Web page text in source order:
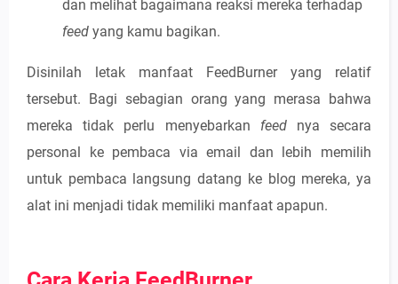
dan melihat bagaimana reaksi mereka terhadap
feed yang kamu bagikan.
Disinilah letak manfaat FeedBurner yang relatif
tersebut. Bagi sebagian orang yang merasa bahwa
mereka tidak perlu menyebarkan feednya secara
personal ke pembaca via email dan lebih memilih
untuk pembaca langsung datang ke blog mereka, ya
alat ini menjadi tidak memiliki manfaat apapun.